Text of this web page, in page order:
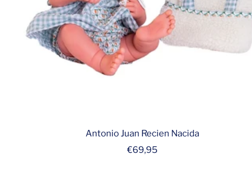
Antonio Juan Recien Nacida
Prix
€69,95